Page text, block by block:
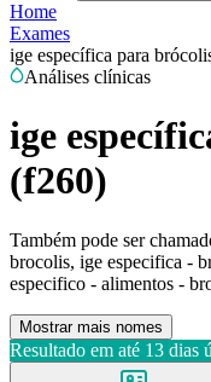
Home
Exames
ige específica para
Análises clínicas
ige
(f260)
Também pode ser
brocolis, ige especifica -
especifico - alimentos -
Mostrar mais nomes
Resultado em até 13 dias